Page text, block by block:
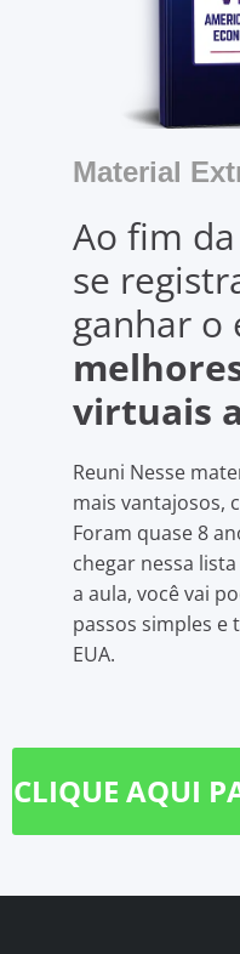
Material
Ao fim
se
ganhar o
virtuais
Reuni Nesse
mais vantajosos,
Foram quase 8
chegar nessa
a aula, você vai
passos simples
EUA.
CLIQUE AQUI